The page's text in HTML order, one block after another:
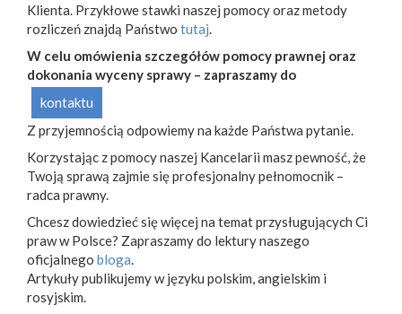
Klienta. Przykłowe stawki naszej pomocy oraz metody
rozliczeń znajdą Państwo tutaj.
W celu omówienia szczegółów pomocy prawnej oraz
dokonania wyceny sprawy – zapraszamy do
kontaktu
Z przyjemnością odpowiemy na każde Państwa pytanie.
Korzystając z pomocy naszej Kancelarii masz pewność, że
Twoją sprawą zajmie się profesjonalny pełnomocnik –
radca prawny.
Chcesz dowiedzieć się więcej na temat przysługujących Ci
praw w Polsce? Zapraszamy do lektury naszego
oficjalnego bloga.
Artykuły publikujemy w języku polskim, angielskim i
rosyjskim.